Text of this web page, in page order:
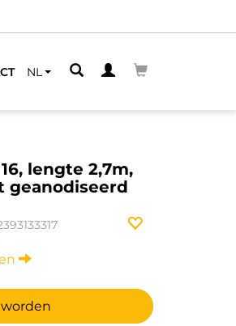
NL
lengte 2,7m,
geanodiseerd